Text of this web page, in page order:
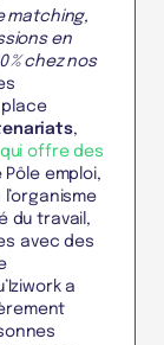
matching,
en
% chez nos
place
,
offre des
emploi,
du travail,
avec des
a